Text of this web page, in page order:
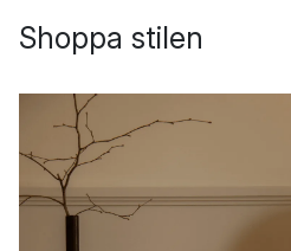
Shoppa stilen